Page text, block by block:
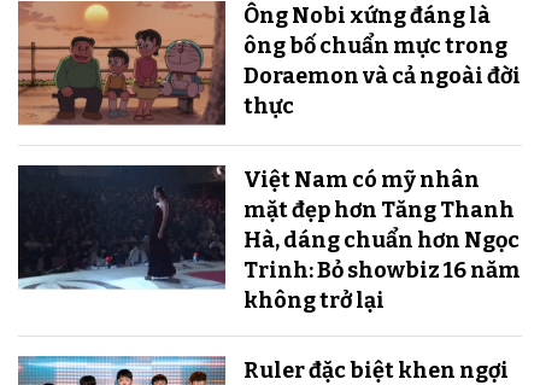
Ông Nobi xứng đáng là
ông bố chuẩn mực trong
Doraemon và cả ngoài đời
thực
Việt Nam có mỹ nhân
mặt đẹp hơn Tăng Thanh
Hà, dáng chuẩn hơn Ngọc
Trinh: Bỏ showbiz 16 năm
không trở lại
Ruler đặc biệt khen ngợi